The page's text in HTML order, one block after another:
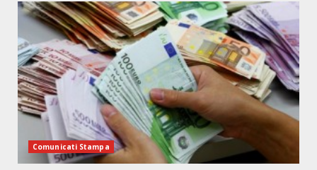
Comunicati Stampa